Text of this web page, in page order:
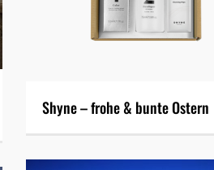
Shyne – frohe & bunte Ostern